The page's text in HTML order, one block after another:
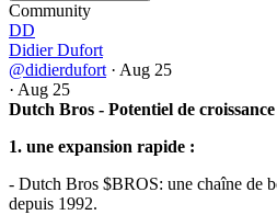
Community
DD
Didier Dufort
@didierdufort · Aug 25
· Aug 25
Dutch Bros - Potentiel de
1. une expansion rapide :
- Dutch Bros $BROS: une chaîne de
depuis 1992.